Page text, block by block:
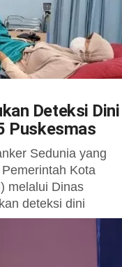
Deteksi Dini
Puskesmas
Sedunia yang
Kota
melalui Dinas
deteksi dini